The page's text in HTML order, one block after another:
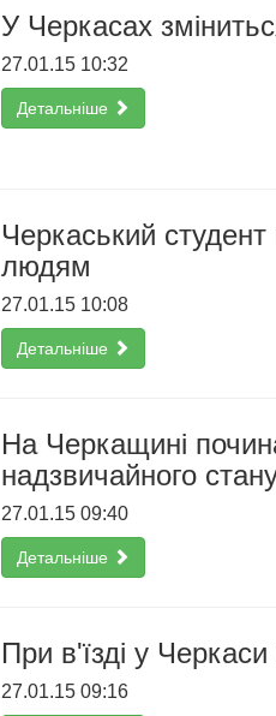
У Черкасах
27.01.15 10:32
Детальніше
Черкаський
людям
27.01.15 10:08
Детальніше
На Черкащині
надзвичайного
27.01.15 09:40
Детальніше
При в'їзді у
27.01.15 09:16